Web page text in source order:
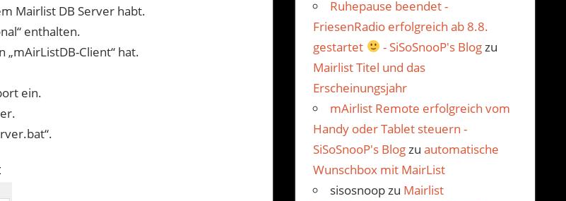
Mairlist DB Server habt.
enthalten.
Client“ hat.
ein.
Ruhepause beendet -
FriesenRadio erfolgreich ab 8.8.
gestartet
- SiSoSnooP's Blogzu
Mairlist Titel und das
Erscheinungsjahr
mAirlist Remote erfolgreich vom
Handy oder Tablet steuern -
SiSoSnooP's Blog zuautomatische
Wunschbox mit MairList
sisosnoop zu Mairlist